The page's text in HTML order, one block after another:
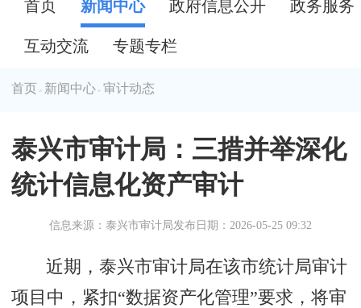
首页 新闻中心 政府信息公开 政务服务
互动交流 专题专栏
首页 > 新闻中心 > 审计动态
泰兴市审计局：三措并举深化
统计信息化资产审计
信息来源：泰兴市审计局发布日期：2026-05-25 09:32
近期，泰兴市审计局在该市统计局审计
项目中，紧扣“数据资产化管理”要求，将审